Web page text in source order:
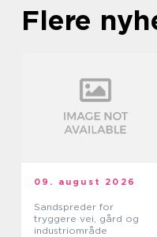
Flere
09. august 2026
Sandspreder for
tryggere vei, gård og
industriområde